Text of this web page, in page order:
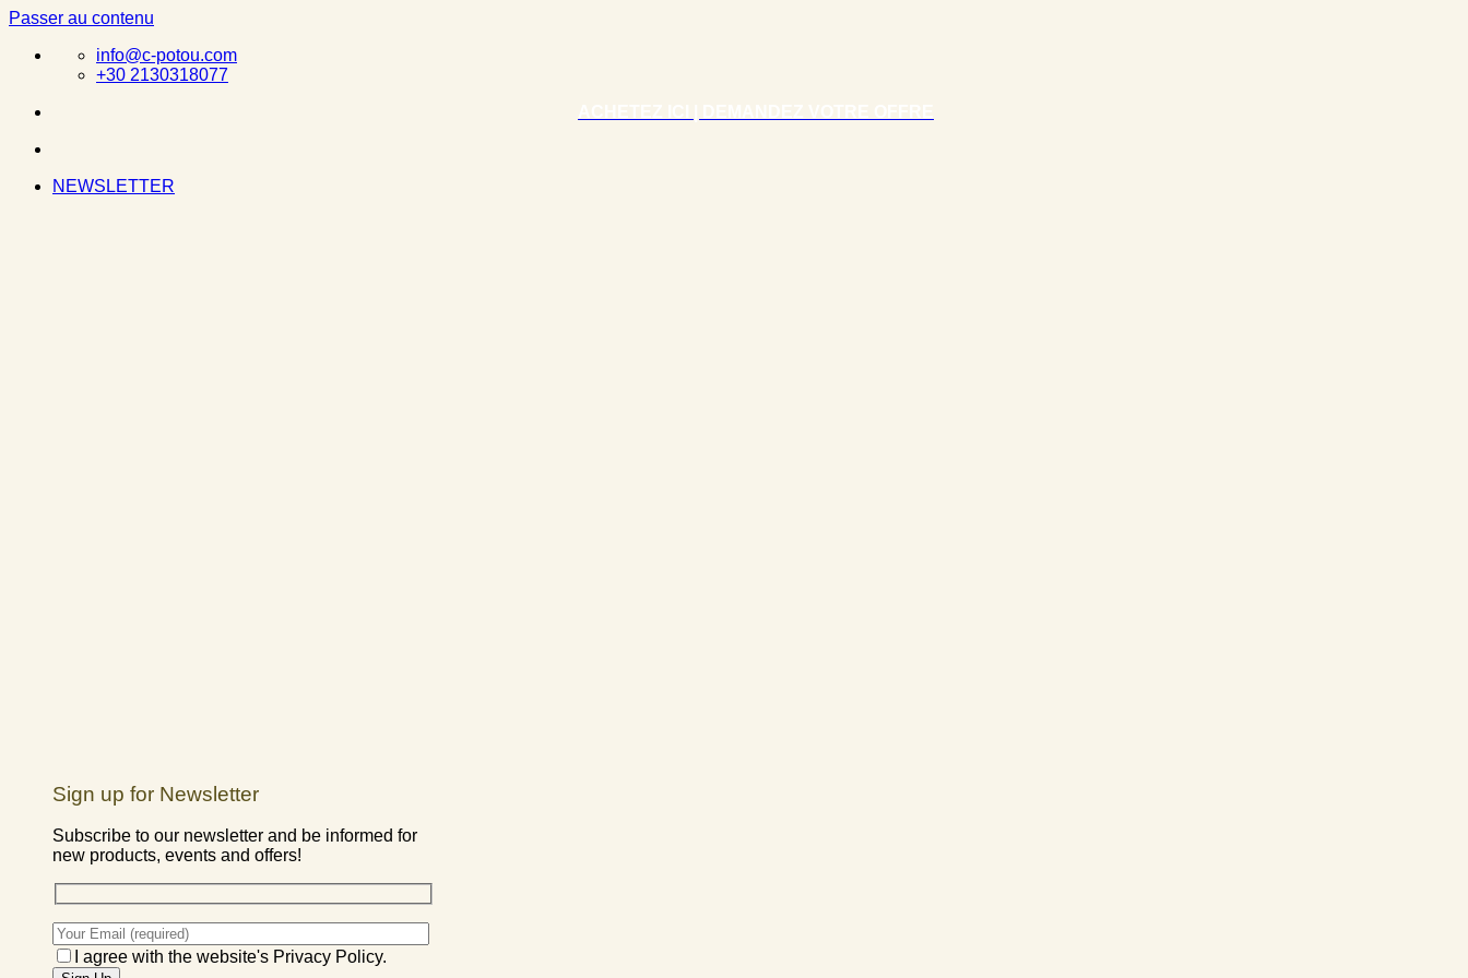
Passer au contenu
info@c-potou.com
+30 2130318077
NEWSLETTER
Sign up for Newsletter
Subscribe to our newsletter and be informed for
new products, events and offers!
I agree with the website's Privacy Policy.